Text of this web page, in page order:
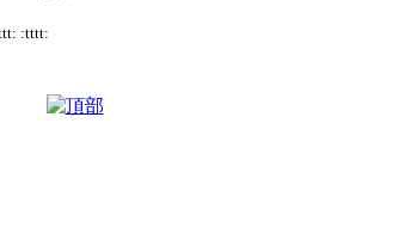
:tttt: